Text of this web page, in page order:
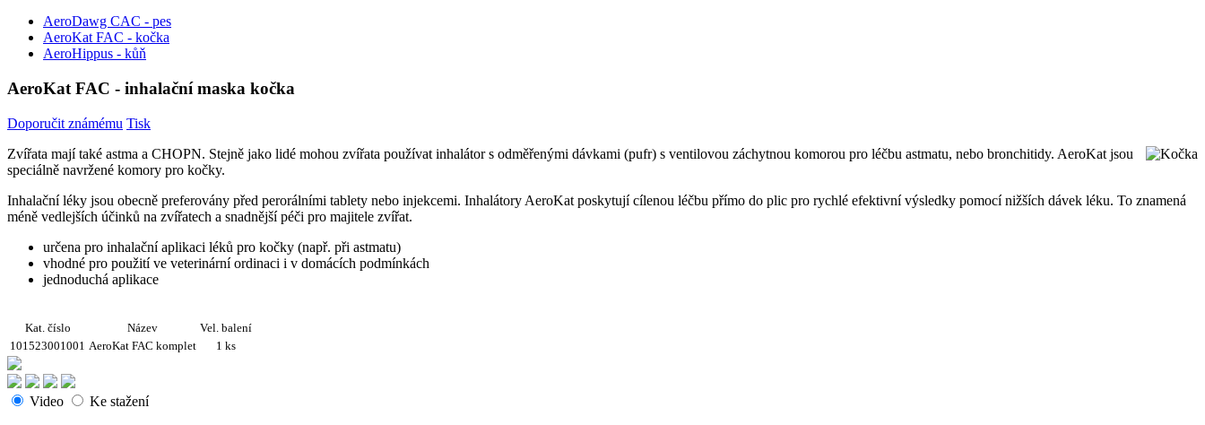
AeroDawg CAC - pes
AeroKat FAC - kočka
AeroHippus - kůň
AeroKat FAC - inhalační maska kočka
Doporučit známému Tisk
Zvířata mají také astma a CHOPN. Stejně jako lidé mohou zvířata používat inhalátor s odměřenými dávkami (pufr) s ventilovou záchytnou komorou pro léčbu astmatu, nebo bronchitidy. AeroKat jsou
speciálně navržené komory pro kočky.
Inhalační léky jsou obecně preferovány před perorálními tablety nebo injekcemi. Inhalátory AeroKat poskytují cílenou léčbu přímo do plic pro rychlé efektivní výsledky pomocí nižších dávek léku. To znamená
méně vedlejších účinků na zvířatech a snadnější péči pro majitele zvířat.
určena pro inhalační aplikaci léků pro kočky (např. při astmatu)
vhodné pro použití ve veterinární ordinaci i v domácích podmínkách
jednoduchá aplikace
Kat. číslo Název
Vel. balení
101523001001 AeroKat FAC komplet 1 ks
Video Ke stažení